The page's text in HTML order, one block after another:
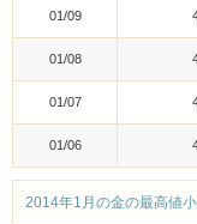
01/09
01/08
01/07
01/06
2014年1月の金の最高値